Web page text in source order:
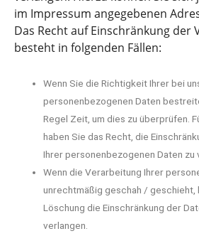
im Impressum angegebenen
Das Recht auf Einschränkung der
besteht in folgenden Fällen:
Wenn Sie die Richtigkeit Ihrer bei
personenbezogenen Daten
Regel Zeit, um dies zu überprüfen.
haben Sie das Recht, die
Ihrer personenbezogenen Daten zu
Wenn die Verarbeitung Ihrer
unrechtmäßig geschah / geschieht,
Löschung die Einschränkung der
verlangen.